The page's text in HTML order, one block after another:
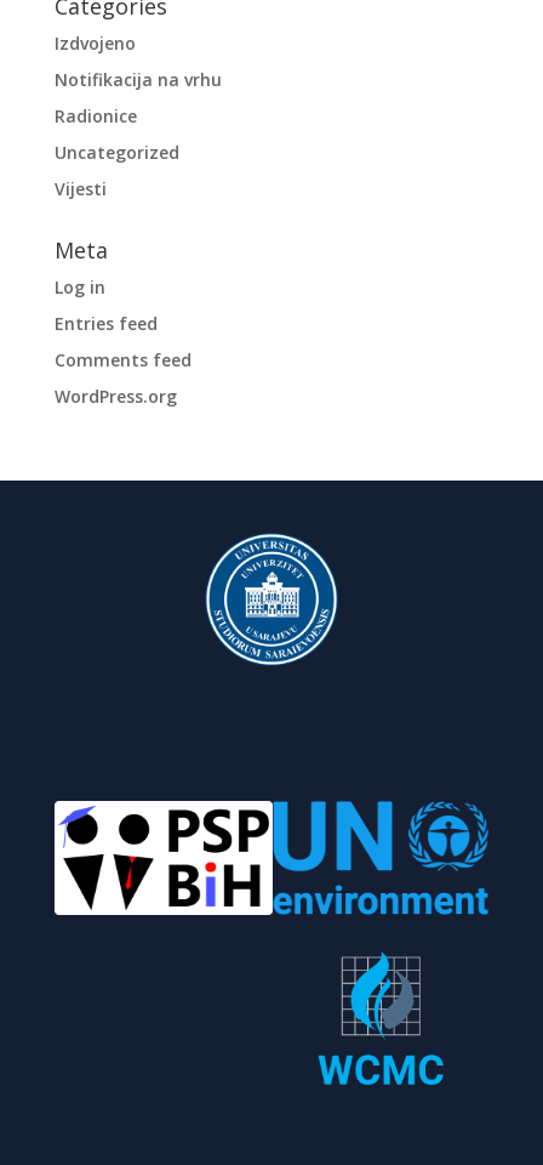
Categories
Izdvojeno
Notifikacija na vrhu
Radionice
Uncategorized
Vijesti
Meta
Log in
Entries feed
Comments feed
WordPress.org